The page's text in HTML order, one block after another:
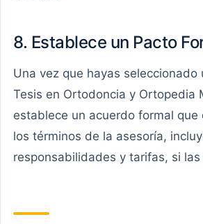
8. Establece un Pacto
Una vez que hayas seleccionado
Tesis en Ortodoncia y Ortopedia
establece un acuerdo formal que
los términos de la asesoría,
responsabilidades y tarifas, si las